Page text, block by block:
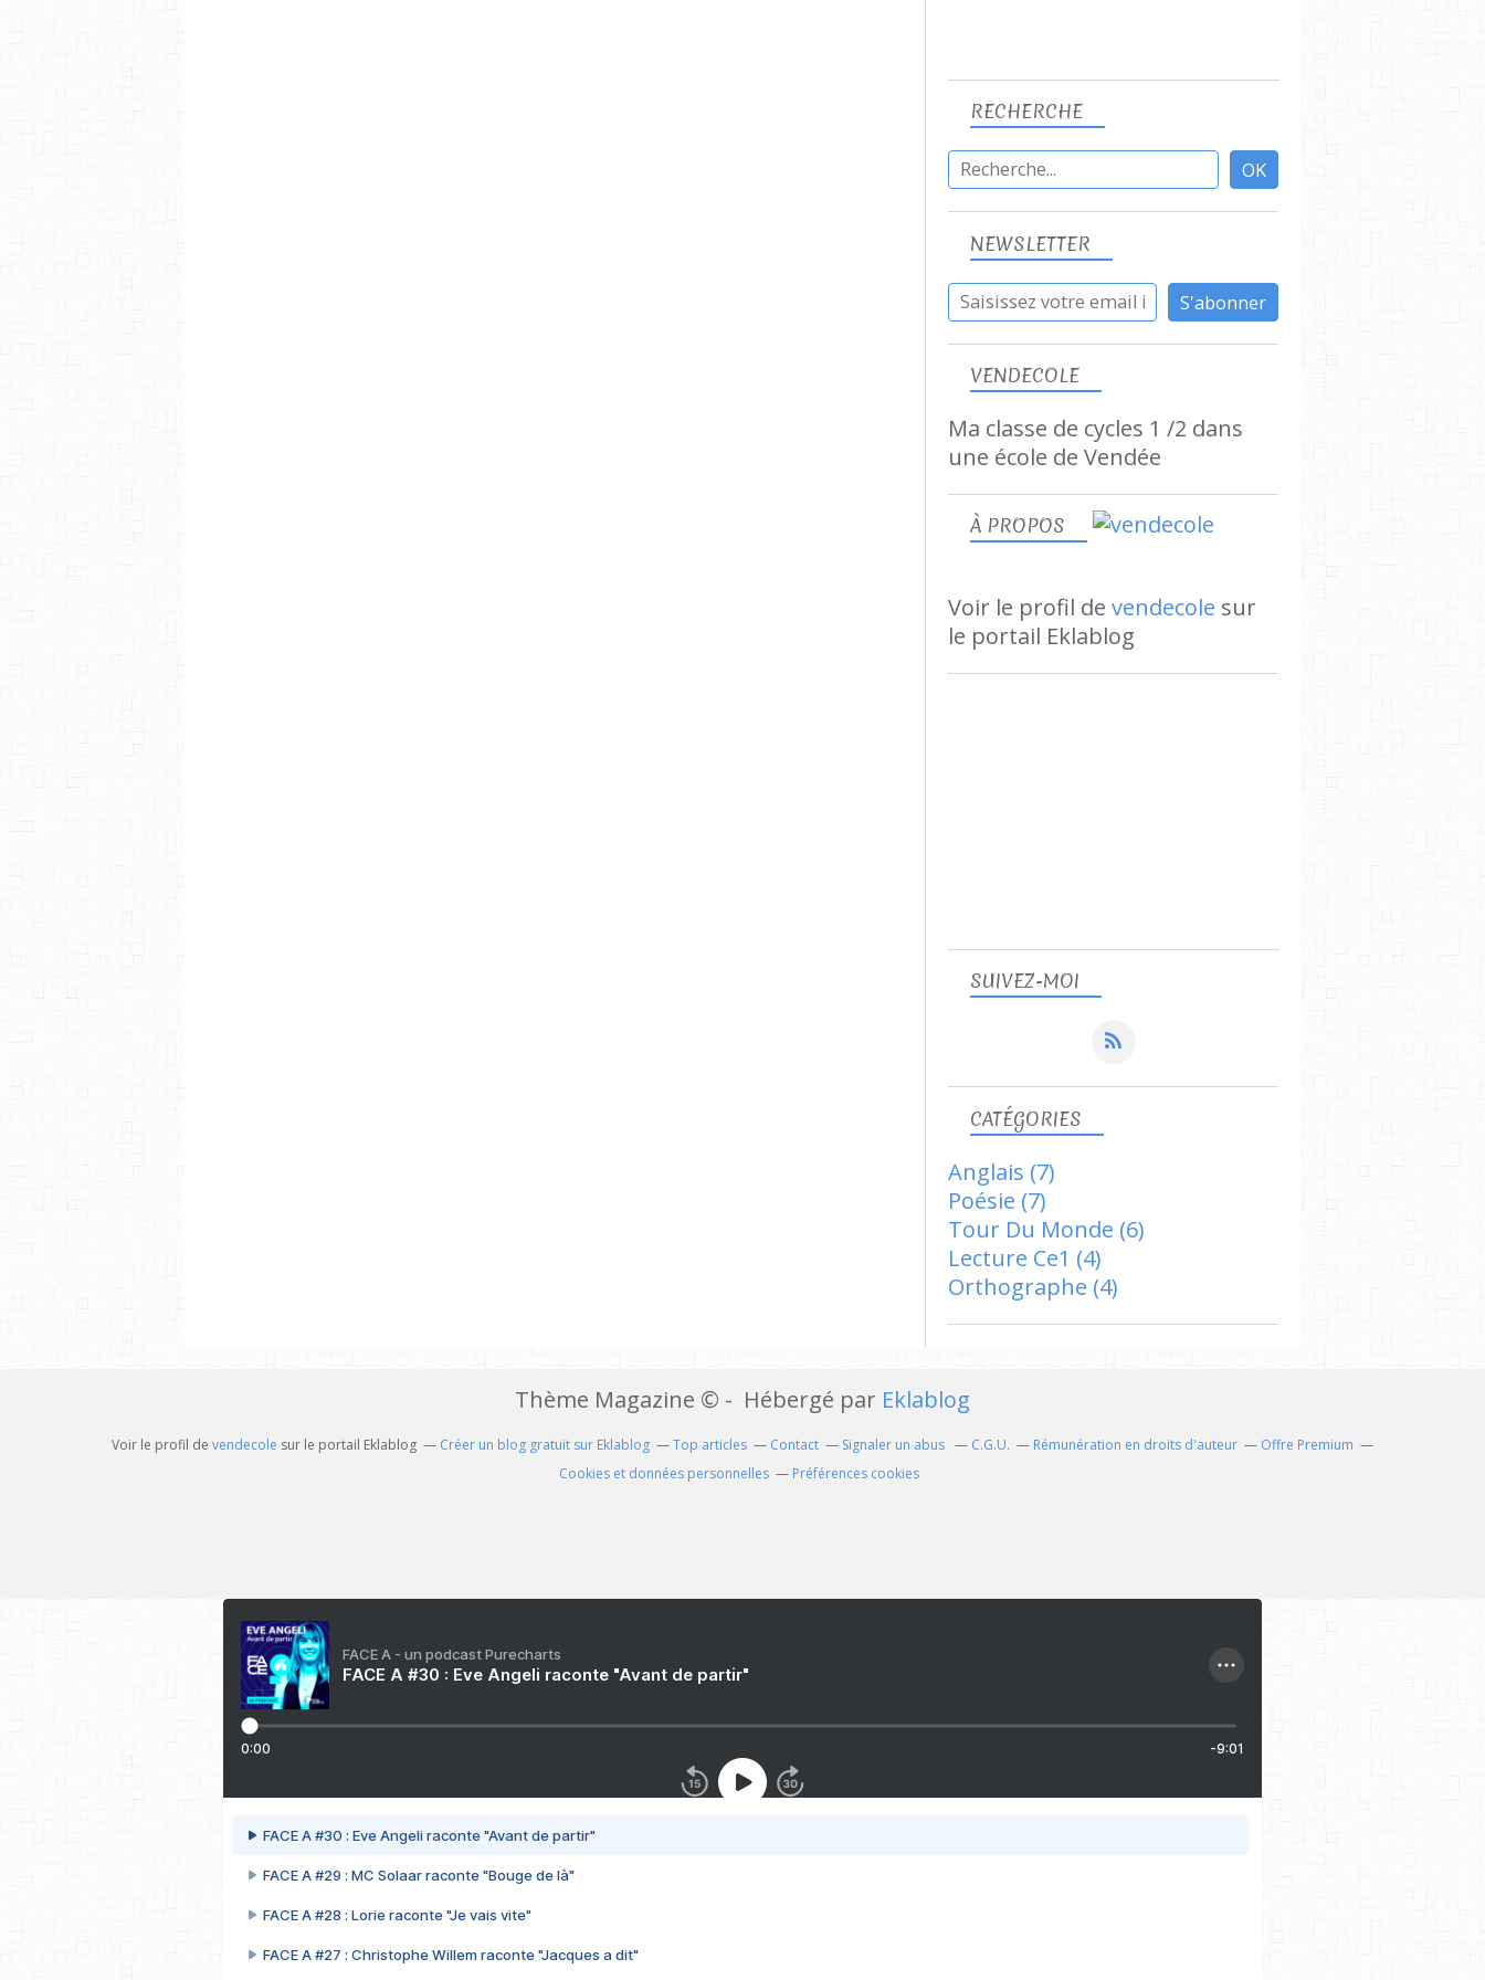
NEWSLETTER
SUIVEZ-MOI
RECHERCHE
VENDECOLE
Ma classe de cycles 1 /2 dans
une école de Vendée
À PROPOS
Voir le profil de vendecole sur
le portail Eklablog
CATÉGORIES
Anglais (7)
Poésie (7)
Tour Du Monde (6)
Lecture Ce1 (4)
Orthographe (4)
Thème Magazine © - Hébergé par Eklablog
Voir le profil de vendecole sur le portail Eklablog Créer un blog gratuit sur Eklablog Top articles Contact Signaler un abus C.G.U. Rémunération en droits d'auteur
Offre Premium
Cookies et données personnelles
Préférences cookies
FACE A - un podcast Purecharts
FACE A #30 : Eve Angeli raconte "Avant de partir"
0:00 -9:01
FACE A #30 : Eve Angeli raconte "Avant de partir"
FACE A #29 : MC Solaar raconte "Bouge de là"
FACE A #28 : Lorie raconte "Je vais vite"
FACE A #27 : Christophe Willem raconte "Jacques a dit"